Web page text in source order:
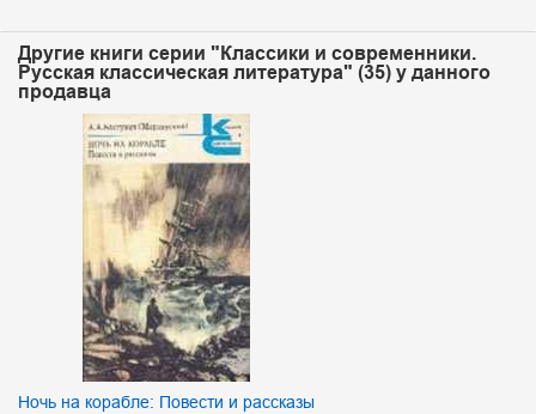
Другие книги серии "Классики и современники.
Русская классическая литература" (35) у данного
продавца
Ночь на корабле: Повести и рассказы